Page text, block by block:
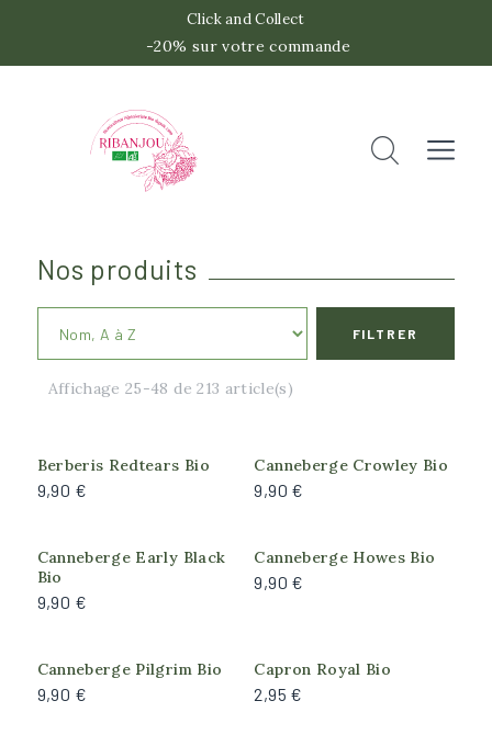
Click and Collect
-20% sur votre commande
Catégories
Les classiques
Les originaux
Plants de collection
Feuillage
Caduc
Nos produits
FILTRER
Affichage 25-48 de 213 article(s)
Berberis Redtears Bio
9,90 €
Canneberge Crowley Bio
9,90 €
Canneberge Early Black
Bio
9,90 €
Canneberge Howes Bio
9,90 €
Canneberge Pilgrim Bio
9,90 €
Capron Royal Bio
2,95 €